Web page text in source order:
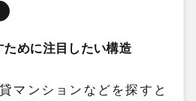
ために注目したい構造
マンションなどを探すと